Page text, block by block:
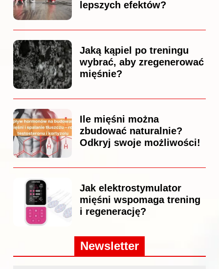
lepszych efektów?
Jaką kąpiel po treningu
wybrać, aby zregenerować
mięśnie?
Ile mięśni można
zbudować naturalnie?
Odkryj swoje możliwości!
Jak elektrostymulator
mięśni wspomaga trening
i regenerację?
Newsletter